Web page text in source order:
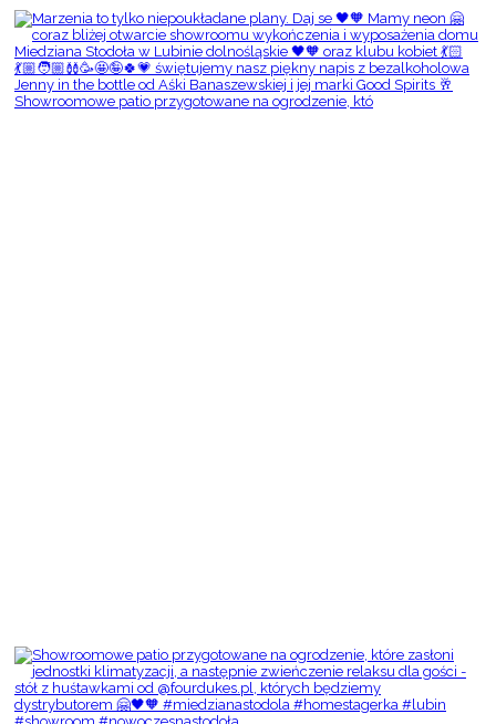
Showroomowe patio przygotowane na ogrodzenie, któ